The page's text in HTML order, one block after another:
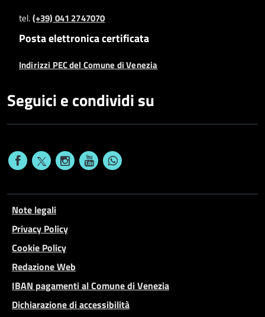
tel.(+39) 041 2747070
Posta elettronica certificata
Indirizzi PEC del Comune di Venezia
Seguici e condividi su
Note legali
Privacy Policy
Cookie Policy
Redazione Web
IBAN pagamenti al Comune di Venezia
Dichiarazione di accessibilità